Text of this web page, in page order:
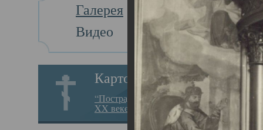
Галерея
Видео
Картотека
“Пострадавшие за веру в
XX веке на Севере”